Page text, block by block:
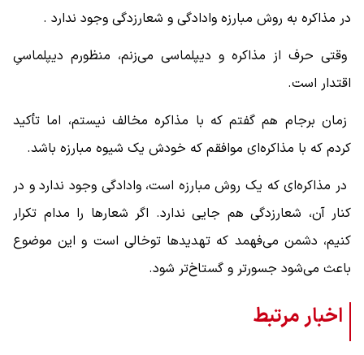
در مذاکره‌ به روش مبارزه وادادگی و شعارزدگی وجود ندارد .
وقتی حرف از مذاکره و دیپلماسی می‌زنم، منظورم دیپلماسیِ
اقتدار است.
زمان برجام هم گفتم که با مذاکره مخالف نیستم، اما تأکید
کردم که با مذاکره‌ای موافقم که خودش یک شیوه مبارزه باشد.
در مذاکره‌ای که یک روش مبارزه است، وادادگی وجود ندارد و در
کنار آن، شعارزدگی هم جایی ندارد. اگر شعارها را مدام تکرار
کنیم، دشمن می‌فهمد که تهدیدها توخالی است و این موضوع
باعث می‌شود جسورتر و گستاخ‌تر شود.
اخبار مرتبط